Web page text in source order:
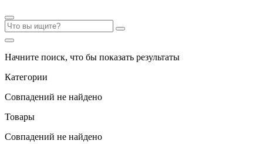
Начните поиск, что бы показать результаты
Категории
Совпадений не найдено
Товары
Совпадений не найдено